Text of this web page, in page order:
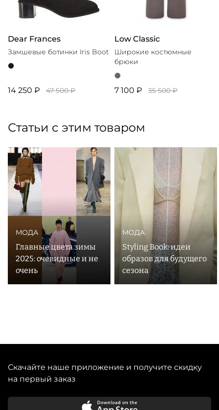
Dear Frances
Замшевые ботинки Iris Boot
14 250 ₽ 47 500 ₽
Low Classic
Широкие костюмные
брюки
7 100 ₽ 35 500 ₽
Статьи с этим товаром
МОДА
Главные цвета зимы
2025: очевидные и не
очень
МОДА
Styling Book: идеи
образов для будущего
сезона
Скачайте наше приложение и получите скидку
на первый заказ